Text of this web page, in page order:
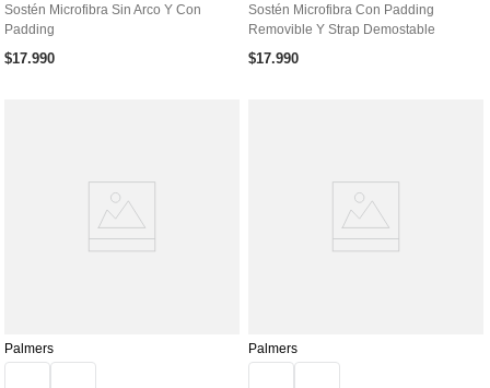
Sostén Microfibra Sin Arco Y Con
Padding
$17.990
Sostén Microfibra Con Padding
Removible Y Strap Demostable
$17.990
Palmers Palmers